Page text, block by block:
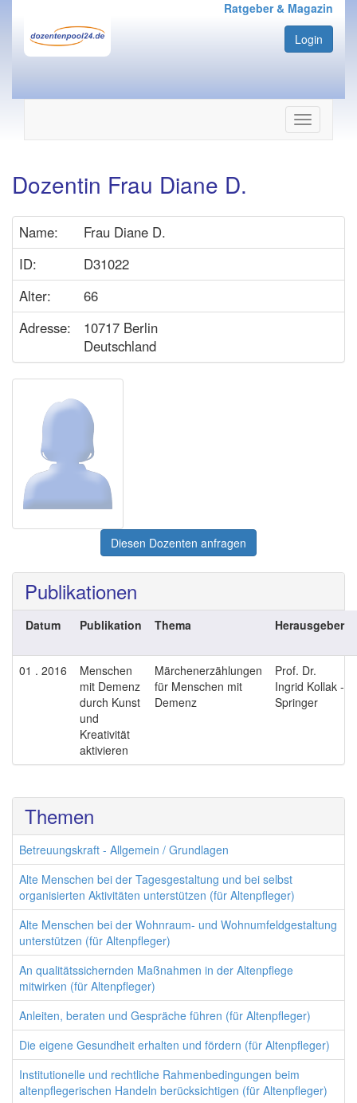
Ratgeber & Magazin
Login
Navigation
ein-/
Dozentin Frau Diane D.
Name:
Frau Diane D.
ID:
D31022
Alter:
66
Adresse:
10717 Berlin
Deutschland
Diesen Dozenten anfragen
Publikationen
Datum Publikation Thema Herausgeber
01 . 2016
Menschen
mit Demenz
durch Kunst
und
Kreativität
aktivieren
Märchenerzählungen
für Menschen mit
Demenz
Prof. Dr.
Ingrid Kollak -
Springer
Themen
Betreuungskraft - Allgemein / Grundlagen
Alte Menschen bei der Tagesgestaltung und bei selbst
organisierten Aktivitäten unterstützen (für Altenpfleger)
Alte Menschen bei der Wohnraum- und Wohnumfeldgestaltung
unterstützen (für Altenpfleger)
An qualitätssichernden Maßnahmen in der Altenpflege
mitwirken (für Altenpfleger)
Anleiten, beraten und Gespräche führen (für Altenpfleger)
Die eigene Gesundheit erhalten und fördern (für Altenpfleger)
Institutionelle und rechtliche Rahmenbedingungen beim
altenpflegerischen Handeln berücksichtigen (für Altenpfleger)